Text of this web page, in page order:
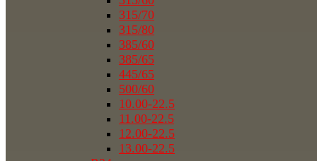
315/70
315/80
385/60
385/65
445/65
500/60
10.00-22.5
11.00-22.5
12.00-22.5
13.00-22.5